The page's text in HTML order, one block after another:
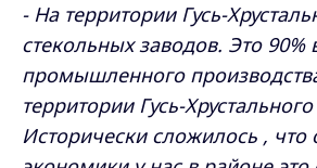
- На территории Гусь-
стекольных заводов. Это 90%
промышленного
территории Гусь-
Исторически сложилось , что